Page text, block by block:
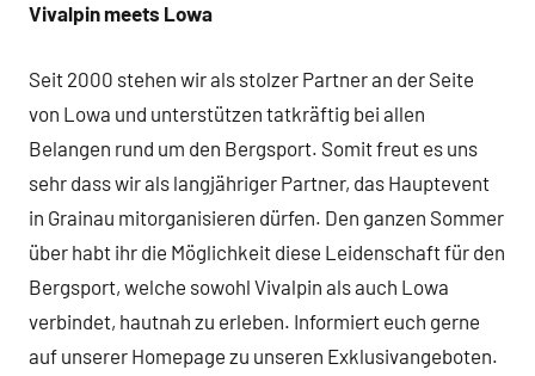
Vivalpin meets Lowa
Seit 2000 stehen wir als stolzer Partner an der Seite
von Lowa und unterstützen tatkräftig bei allen
Belangen rund um den Bergsport. Somit freut es uns
sehr dass wir als langjähriger Partner, das Hauptevent
in Grainau mitorganisieren dürfen. Den ganzen Sommer
über habt ihr die Möglichkeit diese Leidenschaft für den
Bergsport, welche sowohl Vivalpin als auch Lowa
verbindet, hautnah zu erleben. Informiert euch gerne
auf unserer Homepage zu unseren Exklusivangeboten.